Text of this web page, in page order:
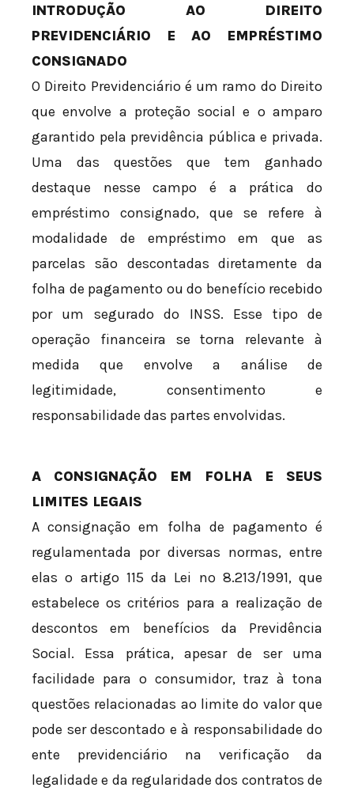
INTRODUÇÃO AO DIREITO
PREVIDENCIÁRIO E AO EMPRÉSTIMO
CONSIGNADO
O Direito Previdenciário é um ramo do Direito
que envolve a proteção social e o amparo
garantido pela previdência pública e privada.
Uma das questões que tem ganhado
destaque nesse campo é a prática do
empréstimo consignado, que se refere à
modalidade de empréstimo em que as
parcelas são descontadas diretamente da
folha de pagamento ou do benefício recebido
por um segurado do INSS. Esse tipo de
operação financeira se torna relevante à
medida que envolve a análise de
legitimidade, consentimento e
responsabilidade das partes envolvidas.
A CONSIGNAÇÃO EM FOLHA E SEUS
LIMITES LEGAIS
A consignação em folha de pagamento é
regulamentada por diversas normas, entre
elas o artigo 115 da Lei nº 8.213/1991, que
estabelece os critérios para a realização de
descontos em benefícios da Previdência
Social. Essa prática, apesar de ser uma
facilidade para o consumidor, traz à tona
questões relacionadas ao limite do valor que
pode ser descontado e à responsabilidade do
ente previdenciário na verificação da
legalidade e da regularidade dos contratos de